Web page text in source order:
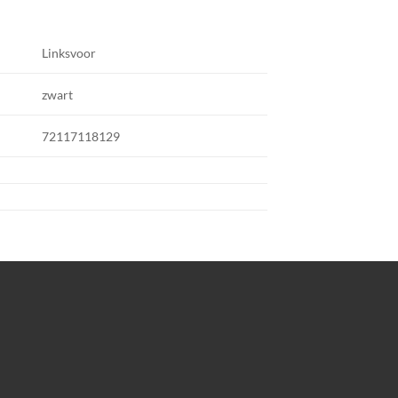
Linksvoor
zwart
72117118129